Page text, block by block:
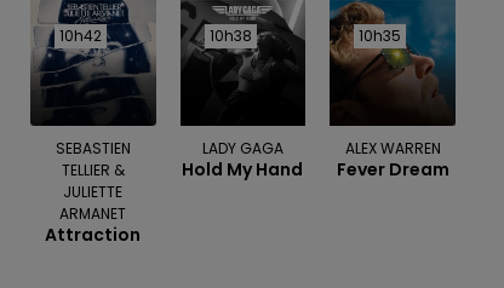
10h42
10h42
SEBASTIEN
TELLIER &
JULIETTE
ARMANET
Attraction
10h38
10h38
LADY GAGA
Hold My Hand
10h35
10h35
ALEX WARREN
Fever Dream